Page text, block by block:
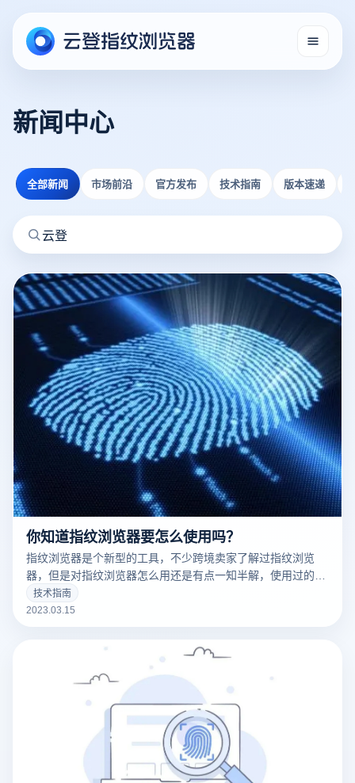
新闻中心
全部新闻 市场前沿 官方发布 技术指南 版本速递
你知道指纹浏览器要怎么使用吗？
指纹浏览器是个新型的工具，不少跨境卖家了解过指纹浏览
器，但是对指纹浏览器怎么用还是有点一知半解，使用过的用
户都知道，指纹浏览器是一款可以修改网络指纹的浏览器。因
为我们每个账号登录电脑都会留下我们的指纹信息，通过这些
是否是关联的。那指纹浏览器要怎么使用呢？
技术指南
2023.03.15